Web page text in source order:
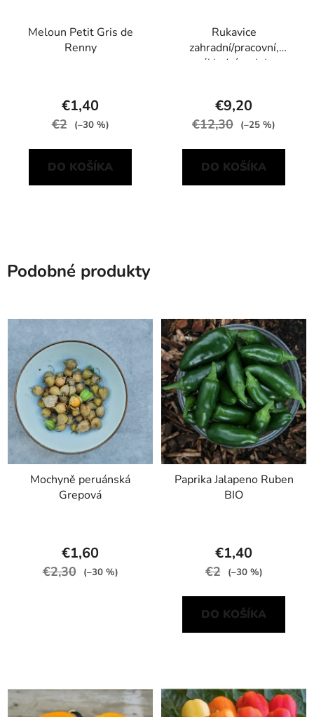
Meloun Petit Gris de
Renny
€1,40
€2 (–30 %)
DO KOŠÍKA
Rukavice
zahradní/pracovní,
základní, vel. L
€9,20
€12,30 (–25 %)
DO KOŠÍKA
Podobné produkty
Mochyně peruánská
Grepová
€1,60
€2,30 (–30 %)
Paprika Jalapeno Ruben
BIO
€1,40
€2 (–30 %)
DO KOŠÍKA